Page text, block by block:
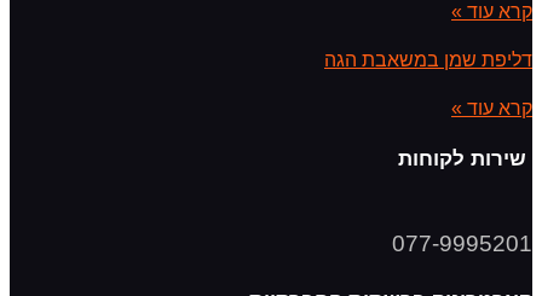
קרא עוד »
דליפת שמן במשאבת הגה
קרא עוד »
שירות לקוחות
077-9995201